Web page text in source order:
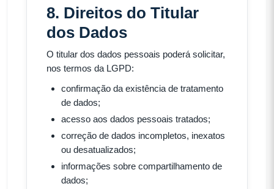
8. Direitos do Titular
dos Dados
O titular dos dados pessoais poderá solicitar,
nos termos da LGPD:
confirmação da existência de tratamento
de dados;
acesso aos dados pessoais tratados;
correção de dados incompletos, inexatos
ou desatualizados;
informações sobre compartilhamento de
dados;